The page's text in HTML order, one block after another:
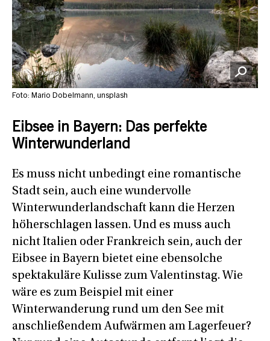
Foto: Mario Dobelmann, unsplash
Eibsee in Bayern: Das perfekte
Winterwunderland
Es muss nicht unbedingt eine romantische
Stadt sein, auch eine wundervolle
Winterwunderlandschaft kann die Herzen
höherschlagen lassen. Und es muss auch
nicht Italien oder Frankreich sein, auch der
Eibsee in Bayern bietet eine ebensolche
spektakuläre Kulisse zum Valentinstag. Wie
wäre es zum Beispiel mit einer
Winterwanderung rund um den See mit
anschließendem Aufwärmen am Lagerfeuer?